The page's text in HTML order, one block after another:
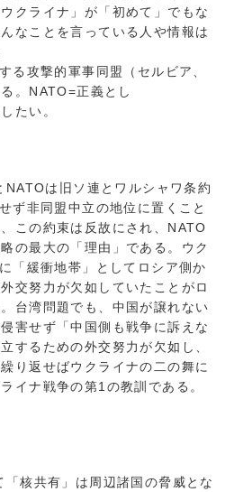
クライナ」が「初めて」でもな
なことを言っている人や情報は
る攻撃的軍事同盟（セルビア、
。NATO=正義とし
たい。
は旧ソ連とワルシャワ条約
ず非同盟中立の地位に置くこと
この約束は反故にされ、NATO
の最大の「理由」である。ウク
「緩衝地帯」としてロシア側か
交努力が欠如していたことがロ
台湾問題でも、中国が譲れない
害せず「中国側も戦争に訴えな
するための外交努力が欠如し、
り返せばウクライナの二の舞に
イナ戦争の第1の教訓である。
核共有」は周辺諸国の脅威とな